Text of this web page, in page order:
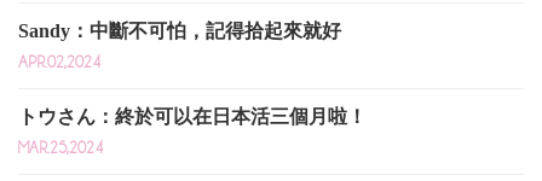
Sandy：中斷不可怕，記得拾起來就好
APR.02,2024
トウさん：終於可以在日本活三個月啦！
MAR.25,2024